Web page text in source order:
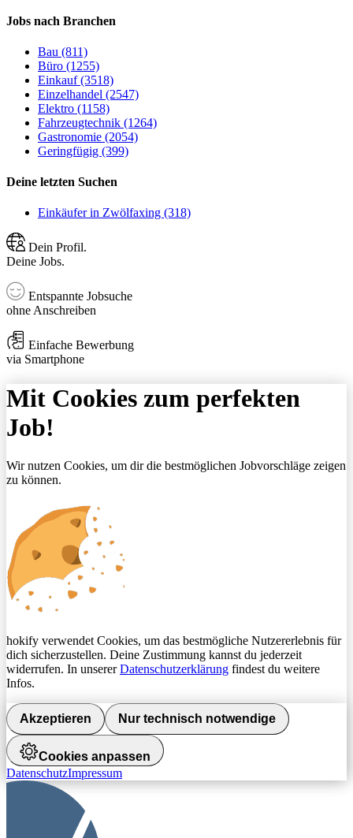
Jobs nach Branchen
Bau (811)
Büro (1255)
Einkauf (3518)
Einzelhandel (2547)
Elektro (1158)
Fahrzeugtechnik (1264)
Gastronomie (2054)
Geringfügig (399)
Deine letzten Suchen
Einkäufer in Zwölfaxing (318)
Dein Profil.
Deine Jobs.
Entspannte Jobsuche
ohne Anschreiben
Einfache Bewerbung
via Smartphone
Mit Cookies zum perfekten
Job!
Wir nutzen Cookies, um dir die bestmöglichen Jobvorschläge zeigen
zu können.
hokify verwendet Cookies, um das bestmögliche Nutzererlebnis für
dich sicherzustellen. Deine Zustimmung kannst du jederzeit
widerrufen. In unsererDatenschutzerklärung findest du weitere
Infos.
Akzeptieren Nur technisch notwendige
Cookies anpassen
DatenschutzImpressum